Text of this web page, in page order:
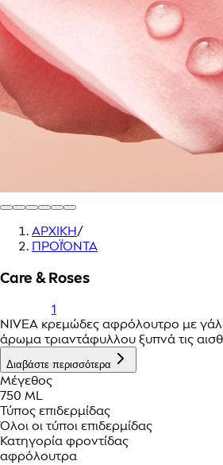
ΑΡΧΙΚΗ/
ΠΡΟΪΌΝΤΑ
Care & Roses
1
NIVEA κρεμώδες αφρόλουτρο με
άρωμα τριαντάφυλλου ξυπνά τις
Διαβάστε περισσότερα
Μέγεθος
750 ML
Τύπος επιδερμίδας
Όλοι οι τύποι επιδερμίδας
Κατηγορία φροντίδας
αφρόλουτρα